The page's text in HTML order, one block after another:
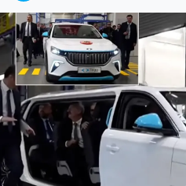
GÜNCEL
AKTÜEL
EĞİTİM
Tüm Manşetler
Son Dakika Haberleri
Haber Arşivi